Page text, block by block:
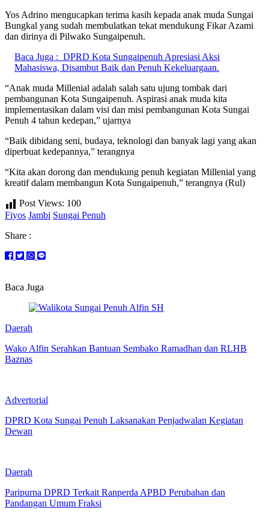
Yos Adrino mengucapkan terima kasih kepada anak muda Sungai
Bungkal yang sudah membulatkan tekat mendukung Fikar Azami
dan dirinya di Pilwako Sungaipenuh.
Baca Juga : DPRD Kota Sungaipenuh Apresiasi Aksi
Mahasiswa, Disambut Baik dan Penuh Kekeluargaan.
“Anak muda Millenial adalah salah satu ujung tombak dari
pembangunan Kota Sungaipenuh. Aspirasi anak muda kita
implementasikan dalam visi dan misi pembangunan Kota Sungai
Penuh 4 tahun kedepan,” ujarnya
“Baik dibidang seni, budaya, teknologi dan banyak lagi yang akan
diperbuat kedepannya,” terangnya
“Kita akan dorong dan mendukung penuh kegiatan Millenial yang
kreatif dalam membangun Kota Sungaipenuh,” terangnya (Rul)
Post Views: 100
Fiyos Jambi Sungai Penuh
Share :
Baca Juga
Daerah
Wako Alfin Serahkan Bantuan Sembako Ramadhan dan RLHB
Baznas
Advertorial
DPRD Kota Sungai Penuh Laksanakan Penjadwalan Kegiatan
Dewan
Daerah
Paripurna DPRD Terkait Ranperda APBD Perubahan dan
Pandangan Umum Fraksi